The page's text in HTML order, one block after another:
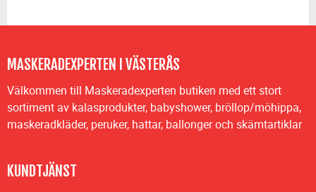
MASKERADEXPERTEN I VÄSTERÅS
Välkommen till Maskeradexperten butiken med ett stort
sortiment av kalasprodukter, babyshower, bröllop/möhippa,
maskeradkläder, peruker, hattar, ballonger och skämtartiklar
KUNDTJÄNST